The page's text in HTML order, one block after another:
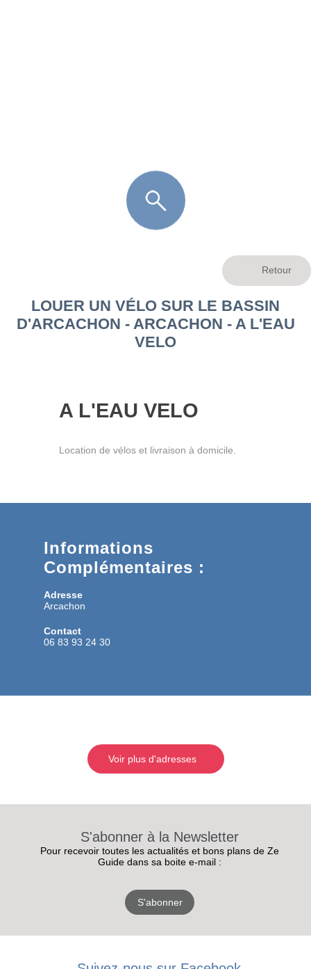
LOUER UN VÉLO SUR LE BASSIN
D'ARCACHON - ARCACHON - A L'EAU
VELO
A L'EAU VELO
Location de vélos et livraison à domicile.
Informations
Complémentaires :
Adresse
Arcachon
Contact
06 83 93 24 30
Voir plus d'adresses
S'abonner à la Newsletter
Pour recevoir toutes les actualités et bons plans de Ze
Guide dans sa boite e-mail :
S'abonner